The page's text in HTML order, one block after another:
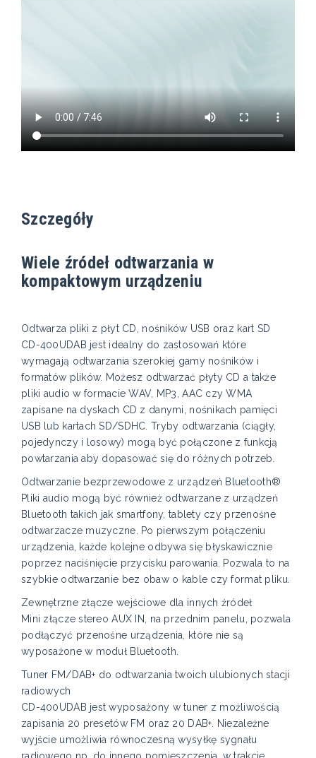
Szczegóły
Wiele źródeł odtwarzania w
kompaktowym urządzeniu
Odtwarza pliki z płyt CD, nośników USB oraz kart SD
CD-400UDAB jest idealny do zastosowań które
wymagają odtwarzania szerokiej gamy nośników i
formatów plików. Możesz odtwarzać płyty CD a także
pliki audio w formacie WAV, MP3, AAC czy WMA
zapisane na dyskach CD z danymi, nośnikach pamięci
USB lub kartach SD/SDHC. Tryby odtwarzania (ciągły,
pojedynczy i losowy) mogą być połączone z funkcją
powtarzania aby dopasować się do różnych potrzeb.
Odtwarzanie bezprzewodowe z urządzeń Bluetooth®
Pliki audio mogą być również odtwarzane z urządzeń
Bluetooth takich jak smartfony, tablety czy przenośne
odtwarzacze muzyczne. Po pierwszym połączeniu
urządzenia, każde kolejne odbywa się błyskawicznie
poprzez naciśnięcie przycisku parowania. Pozwala to na
szybkie odtwarzanie bez obaw o kable czy format pliku.
Zewnętrzne złącze wejściowe dla innych źródeł
Mini złącze stereo AUX IN, na przednim panelu, pozwala
podłączyć przenośne urządzenia, które nie są
wyposażone w moduł Bluetooth.
Tuner FM/DAB+ do odtwarzania twoich ulubionych stacji
radiowych
CD-400UDAB jest wyposażony w tuner z możliwością
zapisania 20 presetów FM oraz 20 DAB+. Niezależne
wyjście umożliwia równoczesną wysyłkę sygnału